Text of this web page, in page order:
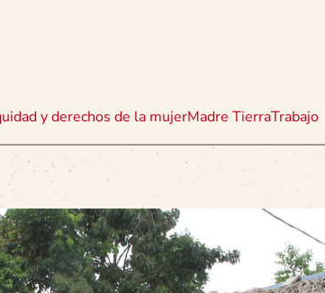
y derechos de la mujerMadre TierraTrabajo